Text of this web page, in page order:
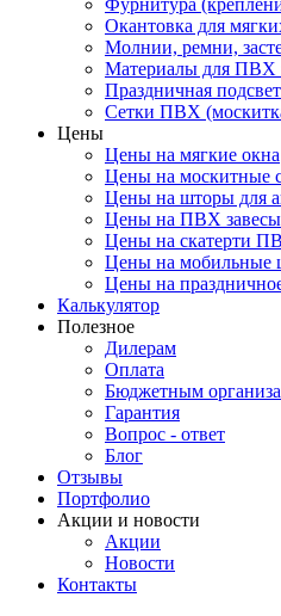
Фурнитура
Окантовка для
Молнии, ремни,
Материалы для ПВХ
Праздничная
Сетки ПВХ
Цены
Цены на мягкие окна
Цены на москитные
Цены на шторы для
Цены на ПВХ завесы
Цены на скатерти
Цены на мобильные
Цены на
Калькулятор
Полезное
Дилерам
Оплата
Бюджетным
Гарантия
Вопрос - ответ
Блог
Отзывы
Портфолио
Акции и новости
Акции
Новости
Контакты